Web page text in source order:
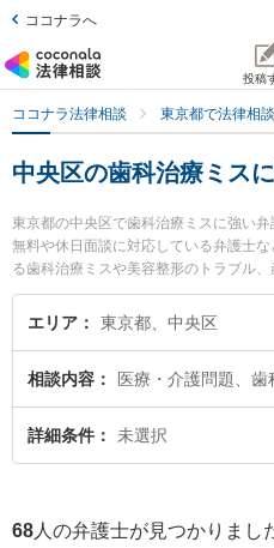
ココナラへ
投稿
ココナラ法律相談 東京都で法律相
中央区の歯科治療ミス
東京都の中央区で歯科治療ミスに強い
無料や休日面談に対応している弁護士
る歯科治療ミスや美容整形のトラブル
り込み検索もでき便利です。特に弁護
サ法律事務所の増田 直毅弁護士、玄界
治療ミスのトラブル解決の実績豊富な
無料で歯科治療ミスを法律相談できる
どでお困りの相談者さんにおすすめです
エリア 東京都、中央区
相談内容 医療・介護問題、歯
詳細条件 未選択
68 人の弁護士が見つかりまし